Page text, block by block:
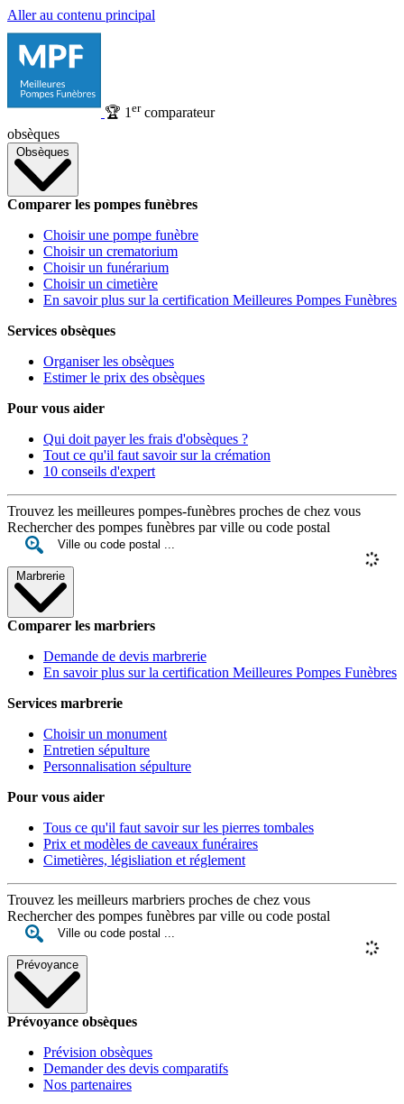
Aller au contenu principal
🏆 1 ercomparateur
obsèques
Obsèques
Comparer les pompes funèbres
Choisir une pompe funèbre
Choisir un crematorium
Choisir un funérarium
Choisir un cimetière
En savoir plus sur la certification Meilleures Pompes Funèbres
Services obsèques
Organiser les obsèques
Estimer le prix des obsèques
Pour vous aider
Qui doit payer les frais d'obsèques ?
Tout ce qu'il faut savoir sur la crémation
10 conseils d'expert
Trouvez les meilleures pompes-funèbres proches de chez vous
Rechercher des pompes funèbres par ville ou code postal
Marbrerie
Comparer les marbriers
Demande de devis marbrerie
En savoir plus sur la certification Meilleures Pompes Funèbres
Services marbrerie
Choisir un monument
Entretien sépulture
Personnalisation sépulture
Pour vous aider
Tous ce qu'il faut savoir sur les pierres tombales
Prix et modèles de caveaux funéraires
Cimetières, législiation et réglement
Trouvez les meilleurs marbriers proches de chez vous
Rechercher des pompes funèbres par ville ou code postal
Prévoyance
Prévoyance obsèques
Prévision obsèques
Demander des devis comparatifs
Nos partenaires